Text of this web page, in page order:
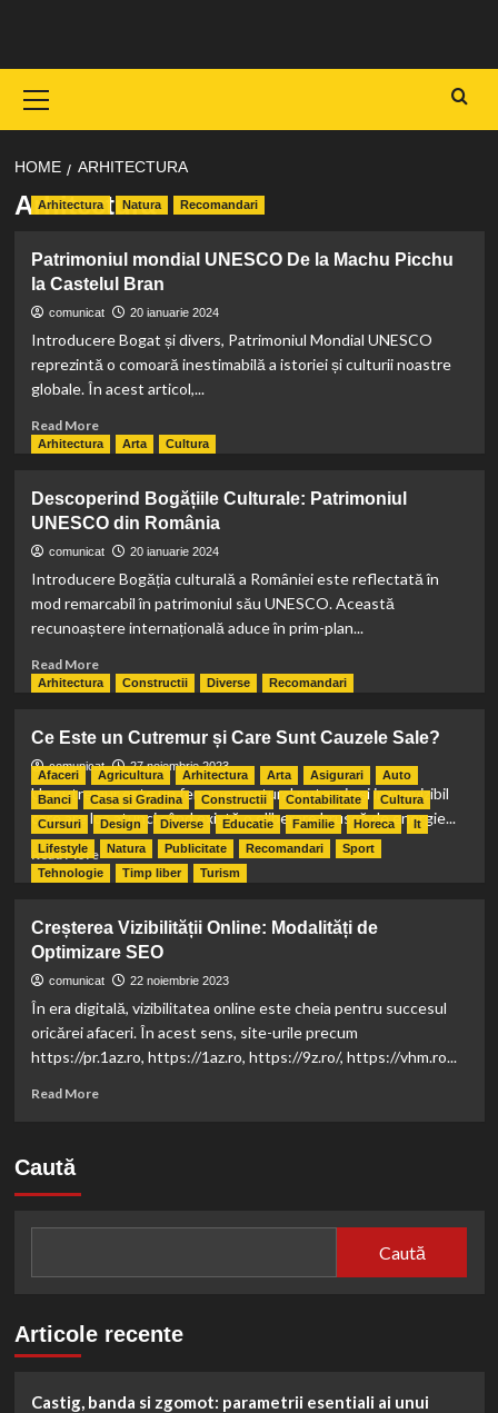
content
Menu
HOME ARHITECTURA
Arhitectura
Arhitectura Natura Recomandari
Patrimoniul mondial UNESCO De la Machu Picchu
la Castelul Bran
comunicat 20 ianuarie 2024
Introducere Bogat și divers, Patrimoniul Mondial UNESCO
reprezintă o comoară inestimabilă a istoriei și culturii noastre
globale. În acest articol,...
Read MoreRead
more
mondial
UNESCO
De
Machu
Picchu
la
Bran
Arhitectura Arta Cultura
Descoperind Bogățiile Culturale: Patrimoniul
UNESCO din România
comunicat 20 ianuarie 2024
Introducere Bogăția culturală a României este reflectată în
mod remarcabil în patrimoniul său UNESCO. Această
recunoaștere internațională aduce în prim-plan...
Read MoreRead
more
Bogățiile
Culturale:
Patrimoniul
UNESCO
din
România
Arhitectura Constructii Diverse Recomandari
Ce Este un Cutremur și Care Sunt Cauzele Sale?
comunicat 27 noiembrie 2023
Un cutremur este un fenomen natural puternic și imprevizibil
care are loc atunci când există o eliberare bruscă de energie...
Read MoreRead
more
Este
un
Cutremur
și
Care
Sunt
Cauzele
Afaceri Agricultura Arhitectura Arta Asigurari
Auto
Banci
Casa si Gradina Constructii Contabilitate
Cultura
Cursuri
Design Diverse Educatie Familie Horeca
It
Lifestyle
Natura Publicitate Recomandari
Sport
Tehnologie
Timp liber Turism
Creșterea Vizibilității Online: Modalități de
Optimizare SEO
comunicat 22 noiembrie 2023
În era digitală, vizibilitatea online este cheia pentru succesul
oricărei afaceri. În acest sens, site-urile precum
https://pr.1az.ro, https://1az.ro, https://9z.ro/, https://vhm.ro...
Read MoreRead
SEO
Caută
Caută
Articole recente
Castig, banda si zgomot: parametrii esentiali ai unui